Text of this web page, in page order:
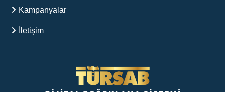
Kampanyalar
İletişim